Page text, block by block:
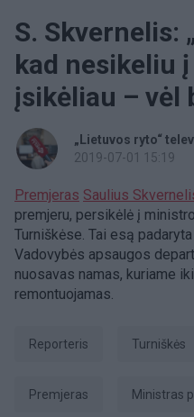
S. Skvernelis:
kad nesikeliu
įsikėliau – vėl
„Lietuvos ryto“
2019-07-01 15:19
Premjeras Saulius
premjeru, persikėlė į
Turniškėse. Tai esą
Vadovybės apsaugos
nuosavas namas, kuriame
remontuojamas.
Reporteris Turniškės
Premjeras ministras